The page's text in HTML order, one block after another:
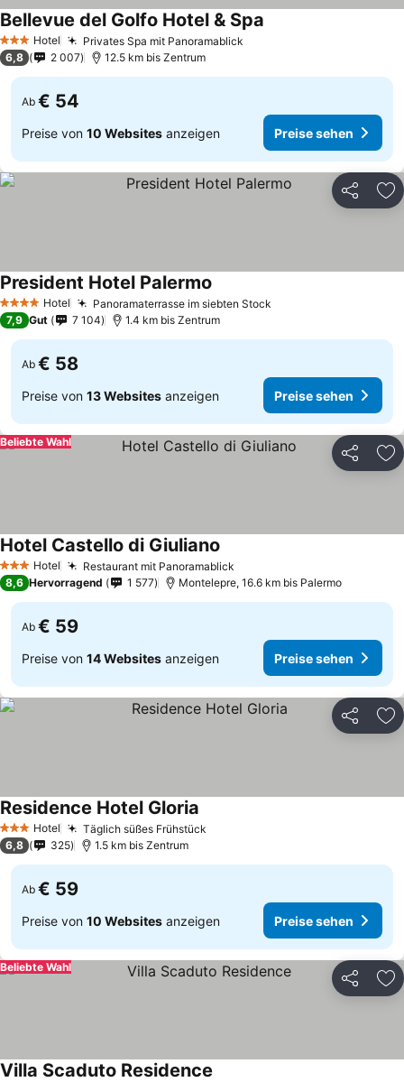
3 SterneHotel Privates Spa mit Panoramablick
Bellevue del Golfo Hotel & Spa
6,8 2 007 12.5 km bis Zentrum
Ab € 54
Preise von 10 Websites anzeigen Preise sehen
Teilen
4 Sterne Hotel Panoramaterrasse im siebten Stock
President Hotel Palermo
7,9 Gut 7 104 1.4 km bis Zentrum
Ab € 58
Preise von 13 Websites anzeigen Preise sehen
Teilen
Beliebte Wahl
3 SterneHotel Restaurant mit Panoramablick
Hotel Castello di Giuliano
8,6 Hervorragend 1 577 Montelepre, 16.6 km bis Palermo
Ab € 59
Preise von 14 Websites anzeigen Preise sehen
Teilen
3 SterneHotel Täglich süßes Frühstück
Residence Hotel Gloria
6,8 325 1.5 km bis Zentrum
Ab € 59
Preise von 10 Websites anzeigen Preise sehen
Teilen
Beliebte Wahl
Villa Scaduto Residence